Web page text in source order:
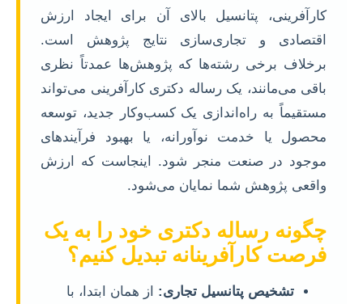
کارآفرینی، پتانسیل بالای آن برای ایجاد ارزش
اقتصادی و تجاری‌سازی نتایج پژوهش است.
برخلاف برخی رشته‌ها که پژوهش‌ها عمدتاً نظری
باقی می‌مانند، یک رساله دکتری کارآفرینی می‌تواند
مستقیماً به راه‌اندازی یک کسب‌وکار جدید، توسعه
محصول یا خدمت نوآورانه، یا بهبود فرآیندهای
موجود در صنعت منجر شود. اینجاست که ارزش
واقعی پژوهش شما نمایان می‌شود.
چگونه رساله دکتری خود را به یک
فرصت کارآفرینانه تبدیل کنیم؟
تشخیص پتانسیل تجاری: از همان ابتدا، با